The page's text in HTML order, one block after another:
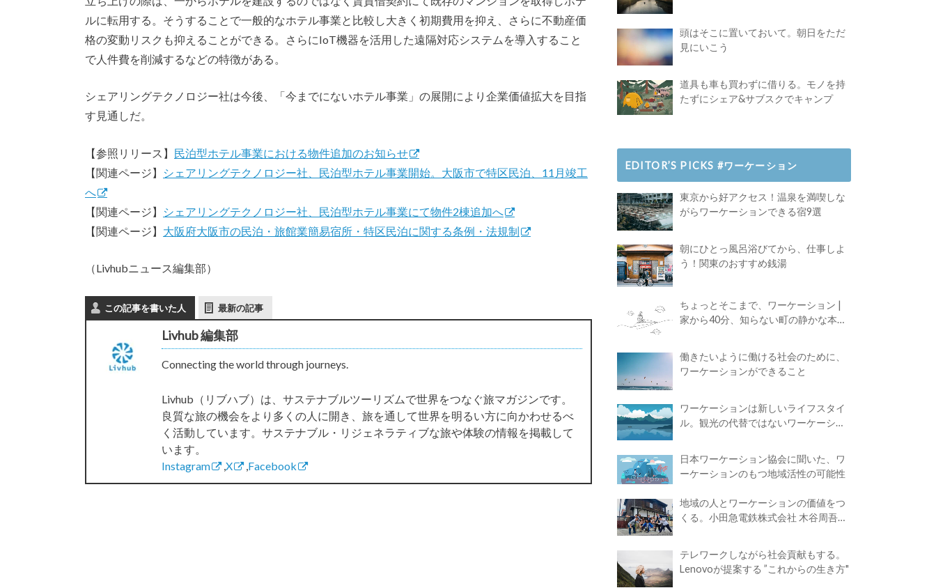
ルに転用する。そうすることで一般的なホテル事業と比較し大きく初期費用を抑え、さらに不動産価
格の変動リスクも抑えることができる。さらにIoT機器を活用した遠隔対応システムを導入すること
で人件費を削減するなどの特徴がある。
シェアリングテクノロジー社は今後、「今までにないホテル事業」の展開により企業価値拡大を目指
す見通しだ。
【参照リリース】 民泊型ホテル事業における物件追加のお知らせ
【関連ページ】
シェアリングテクノロジー社、民泊型ホテル事業開始。大阪市で特区民泊、11月竣工
へ
【関連ページ】
シェアリングテクノロジー社、民泊型ホテル事業にて物件2棟追加へ
【関連ページ】 大阪府大阪市の民泊・旅館業簡易宿所・特区民泊に関する条例・法規制
（Livhubニュース編集部）
この記事を書いた人 最新の記事
Livhub 編集部
Connecting the world through journeys.
Livhub（リブハブ）は、サステナブルツーリズムで世界をつなぐ旅マガジンです。
良質な旅の機会をより多くの人に開き、旅を通して世界を明るい方に向かわせるべ
く活動しています。サステナブル・リジェネラティブな旅や体験の情報を掲載して
います。
Instagram
X Facebook
頭はそこに置いておいて。朝日をただ
見にいこう
道具も車も買わずに借りる。モノを持
たずにシェア&サブスクでキャンプ
EDITOR’S PICKS #ワーケーション
東京から好アクセス！温泉を満喫しな
がらワーケーションできる宿9選
朝にひとっ風呂浴びてから、仕事しよ
う！関東のおすすめ銭湯
ちょっとそこまで、ワーケーション |
家から40分、知らない町の静かな本屋
働きたいように働ける社会のために、
ワーケーションができること
ワーケーションは新しいライフスタイ
ル。観光の代替ではないワーケーショ
日本ワーケーション協会に聞いた、ワ
ーケーションのもつ地域活性の可能性
地域の人とワーケーションの価値をつ
くる。小田急電鉄株式会社 木谷周吾さ
テレワークしながら社会貢献もする。
Lenovoが提案する ”これからの生き方"